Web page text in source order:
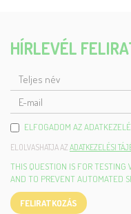
HÍRLEVÉL
TELJES
NÉV
MAIL
ELFOGADOM AZ
ELOLVASHATJA AZ ADATKEZELÉSI
THIS QUESTION IS FOR
AND TO PREVENT AUTOMATED
FELIRATKOZÁS